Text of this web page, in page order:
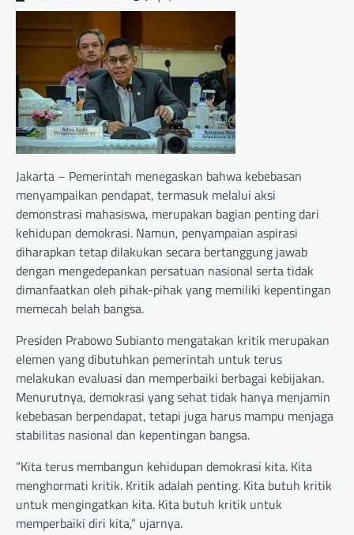
Jakarta – Pemerintah menegaskan bahwa kebebasan
menyampaikan pendapat, termasuk melalui aksi
demonstrasi mahasiswa, merupakan bagian penting dari
kehidupan demokrasi. Namun, penyampaian aspirasi
diharapkan tetap dilakukan secara bertanggung jawab
dengan mengedepankan persatuan nasional serta tidak
dimanfaatkan oleh pihak-pihak yang memiliki kepentingan
memecah belah bangsa.
Presiden Prabowo Subianto mengatakan kritik merupakan
elemen yang dibutuhkan pemerintah untuk terus
melakukan evaluasi dan memperbaiki berbagai kebijakan.
Menurutnya, demokrasi yang sehat tidak hanya menjamin
kebebasan berpendapat, tetapi juga harus mampu menjaga
stabilitas nasional dan kepentingan bangsa.
“Kita terus membangun kehidupan demokrasi kita. Kita
menghormati kritik. Kritik adalah penting. Kita butuh kritik
untuk mengingatkan kita. Kita butuh kritik untuk
memperbaiki diri kita,” ujarnya.